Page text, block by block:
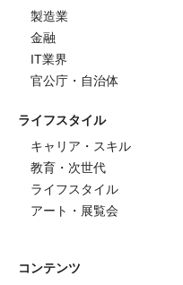
製造業
金融
IT業界
官公庁・自治体
ライフスタイル
キャリア・スキル
教育・次世代
ライフスタイル
アート・展覧会
コンテンツ